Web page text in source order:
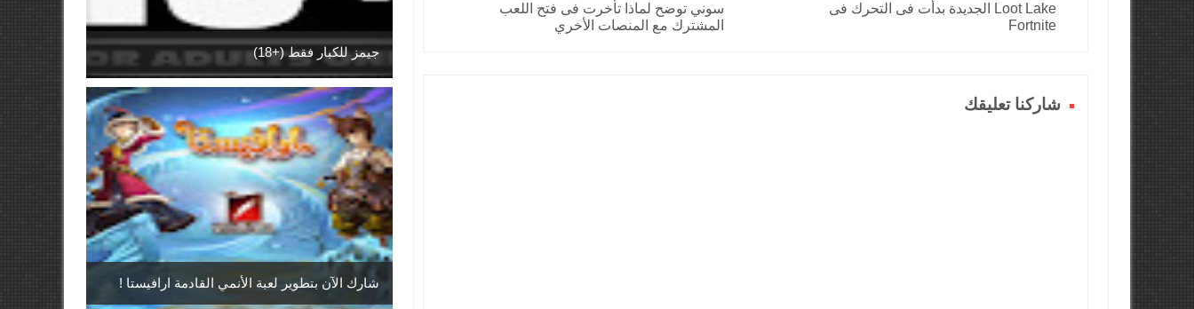
Loot Lake الجديدة بدأت فى التحرك فى
Fortnite
سوني توضح لماذا تأخرت فى فتح اللعب
المشترك مع المنصات الأخري
شاركنا تعليقك
جيمز للكبار فقط (+18)
شارك الآن بتطوير لعبة الأنمي القادمة ارافيستا !